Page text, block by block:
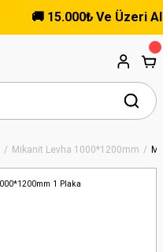
🚚 15.000₺ Ve Üzeri
Mikanit Levha 1000*1200mm